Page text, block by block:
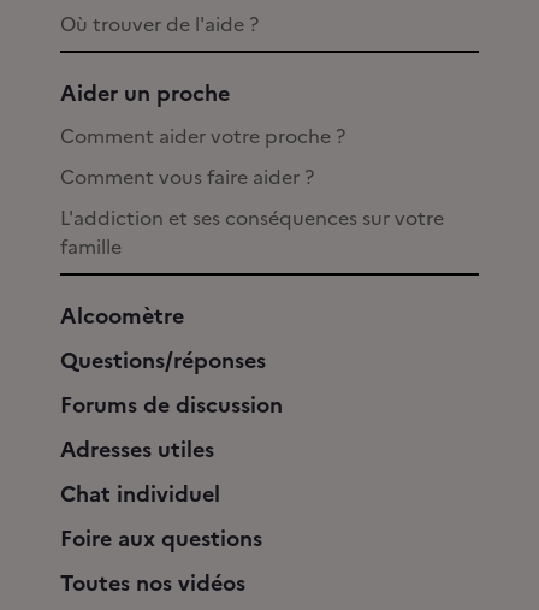
Où trouver de l'aide ?
Aider un proche
Comment aider votre proche ?
Comment vous faire aider ?
L'addiction et ses conséquences sur votre
famille
Alcoomètre
Questions/réponses
Forums de discussion
Adresses utiles
Chat individuel
Foire aux questions
Toutes nos vidéos